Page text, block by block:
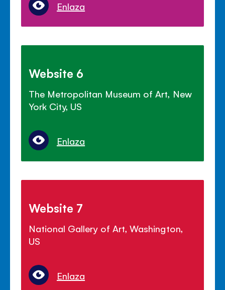
Enlaza
Website 6
The Metropolitan Museum of Art, New
York City, US
Enlaza
Website 7
National Gallery of Art, Washington,
US
Enlaza